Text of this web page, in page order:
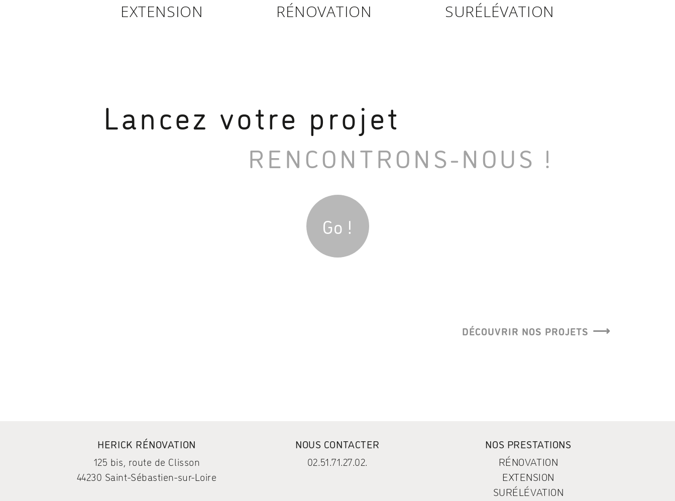
EXTENSION
RÉNOVATION SURÉLÉVATION
Lancez votre projet
RENCONTRONS-NOUS !
Go !
DÉCOUVRIR NOS PROJETS
HERICK RÉNOVATION
125 bis, route de Clisson
44230 Saint-Sébastien-sur-Loire
NOUS CONTACTER
02.51.71.27.02.
NOS PRESTATIONS
RÉNOVATION
EXTENSION
SURÉLÉVATION